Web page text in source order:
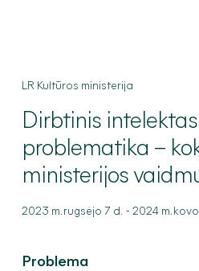
LR Kultūros ministerija
Dirbtinisintelektas
problematika –
ministerijos
2023 m. rugsėjo 7 d. - 2024 m. kovo
Problema